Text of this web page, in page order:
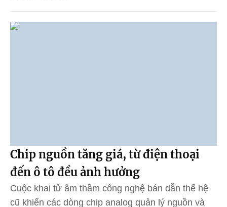
Chip nguồn tăng giá, từ điện thoại
đến ô tô đều ảnh hưởng
Cuộc khai tử âm thầm công nghệ bán dẫn thế hệ
cũ khiến các dòng chip analog quản lý nguồn và